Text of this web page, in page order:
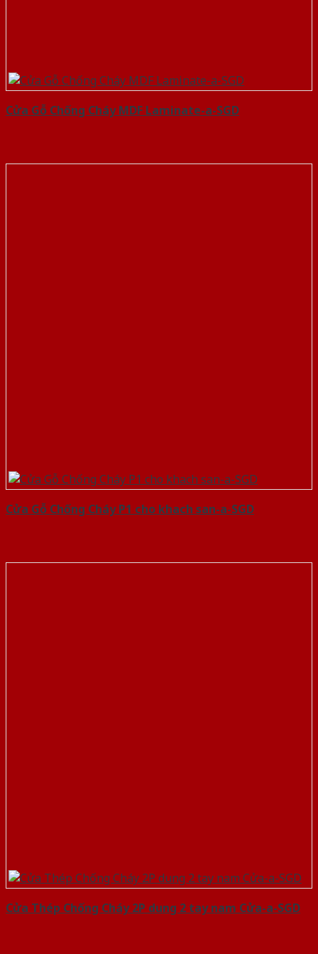
Cửa Gỗ Chống Cháy MDF Laminate-a-SGD
Cửa Gỗ Chống Cháy P1 cho khach san-a-SGD
Cửa Thép Chống Cháy 2P dung 2 tay nam Cửa-a-SGD